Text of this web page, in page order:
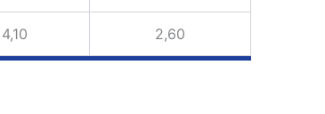
4,10 2,60